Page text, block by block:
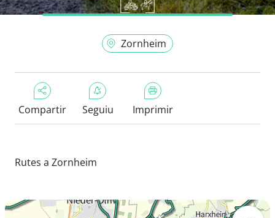
Zornheim
Compartir Seguiu Imprimir
Rutes a Zornheim